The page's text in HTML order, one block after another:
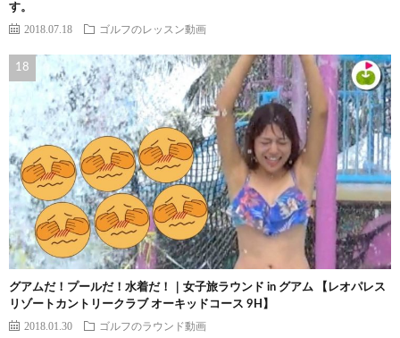
す。
2018.07.18 ゴルフのレッスン動画
グアムだ！プールだ！水着だ！｜女子旅ラウンド in グアム 【レオパレス
リゾートカントリークラブ オーキッドコース 9H】
2018.01.30 ゴルフのラウンド動画